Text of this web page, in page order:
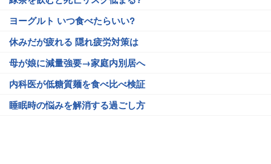
ヨーグルト いつ食べたらいい?
休みだが疲れる 隠れ疲労対策は
母が娘に減量強要→家庭内別居へ
内科医が低糖質麺を食べ比べ検証
睡眠時の悩みを解消する過ごし方